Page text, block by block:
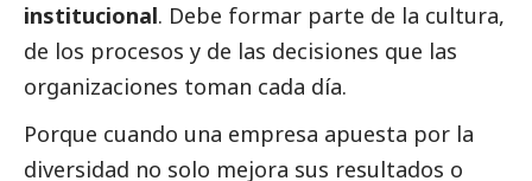
institucional. Debe formar parte de la cultura,
de los procesos y de las decisiones que las
organizaciones toman cada día.
Porque cuando una empresa apuesta por la
diversidad no solo mejora sus resultados o